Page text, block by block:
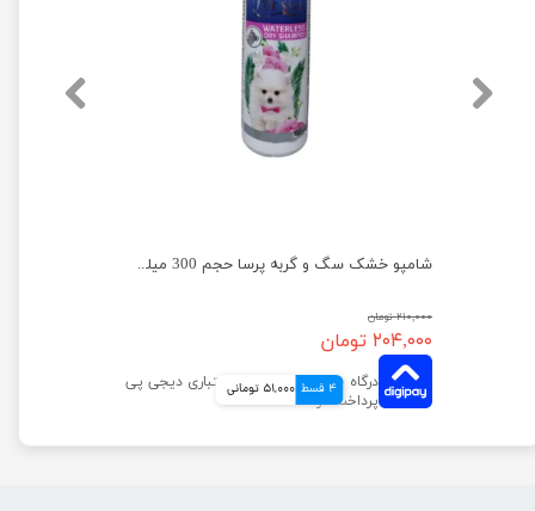
شامپو خشک سگ و گربه پرسا حجم 300 میلی لیتر
۲۱۰,۰۰۰ تومان
۲۰۴,۰۰۰ تومان
4 قسط 51,000 تومانی